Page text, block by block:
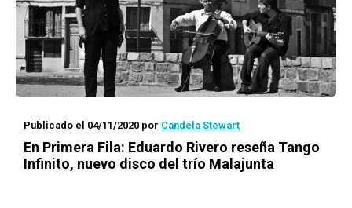
Publicado el 04/11/2020 por Candela Stewart
En Primera Fila: Eduardo Rivero reseña Tango
Infinito, nuevo disco del trío Malajunta